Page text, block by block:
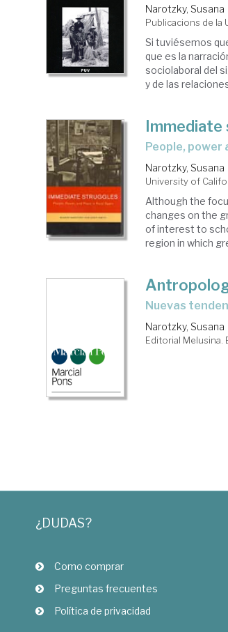
Narotzky, Susana
Publicacions de la
Si tuviésemos
que es la
sociolaboral del
y de las
people,
Narotzky, Susana
University of
Although the
changes on the
of interest to
region in which
nuevas
Narotzky, Susana
Editorial Melusina.
¿DUDAS?
Como comprar
Preguntas frecuentes
Política de privacidad